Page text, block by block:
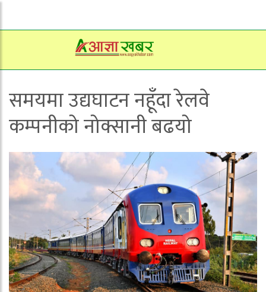
समयमा उद्यघाटन नहूँदा रेलवे
कम्पनीको नोक्सानी बढयो